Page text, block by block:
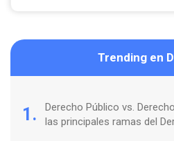
Trending en
1.
Derecho Público vs.
las principales ramas del